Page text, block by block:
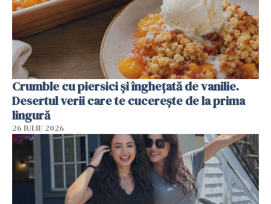
Crumble cu piersici și înghețată de vanilie.
Desertul verii care te cucerește de la prima
lingură
26 IULIE 2026